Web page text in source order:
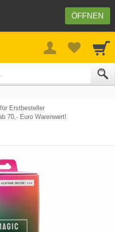
ÖFFNEN
Erstbesteller
70,- Euro Warenwert!